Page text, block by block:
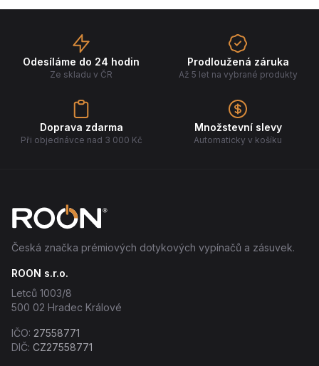
Odesíláme do 24 hodin
Ze skladu v ČR
Prodloužená záruka
Až 5 let na vybrané produkty
Doprava zdarma
Při objednávce nad 3 000 Kč
Množstevní slevy
Automaticky v košíku
Česká značka prémiových dotykových vypínačů a zásuvek.
ROON s.r.o.
Letců 1003/8
500 02 Hradec Králové
IČO: 27558771
DIČ: CZ27558771